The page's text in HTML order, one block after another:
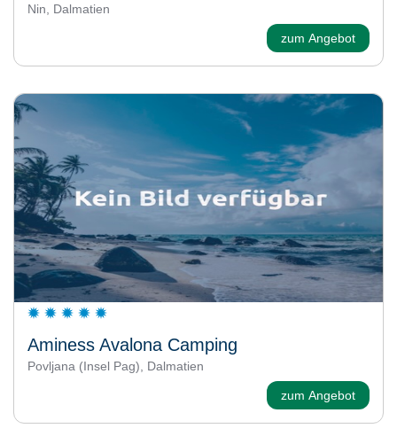
Nin, Dalmatien
zum Angebot
Aminess Avalona Camping
Povljana (Insel Pag), Dalmatien
zum Angebot